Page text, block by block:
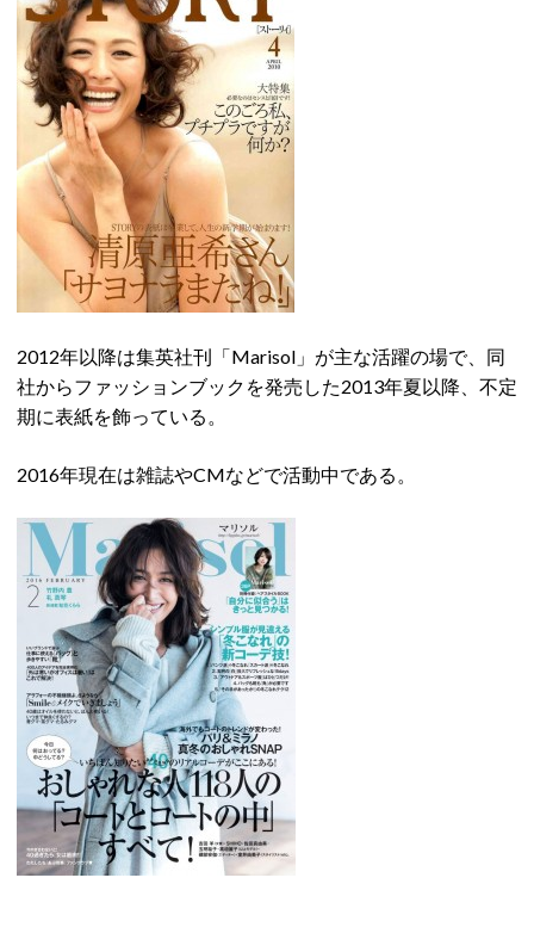
2012年以降は集英社刊「Marisol」が主な活躍の場で、同
社からファッションブックを発売した2013年夏以降、不定
期に表紙を飾っている。
2016年現在は雑誌やCMなどで活動中である。